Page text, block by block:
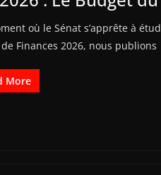
où le Sénat s’apprête à
Finances 2026, nous publions
More